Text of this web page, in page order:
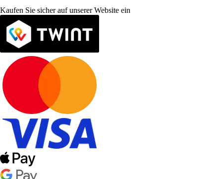
Kaufen Sie sicher auf unserer Website ein